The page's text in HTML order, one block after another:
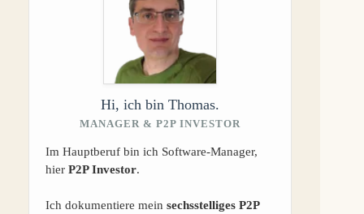
Hi, ich bin Thomas.
MANAGER & P2P INVESTOR
Im Hauptberuf bin ich Software-Manager,
hier P2P Investor.
Ich dokumentiere mein sechsstelliges P2P